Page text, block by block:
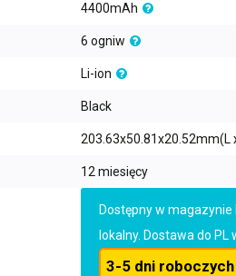
4400mAh
6 ogniw
Li-ion
Black
203.63x50.81x20.52mm(L
12 miesięcy
Dostępny w
lokalny. Dostawa do PL
3-5 dni roboczych